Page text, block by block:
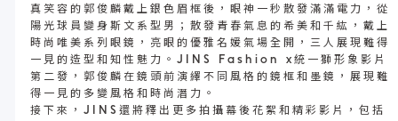
真笑容的郭俊麟戴上銀色眉框後，眼神一秒散發滿滿電力，從
陽光球員變身斯文系型男；散發青春氣息的希美和千紘，戴上
時尚唯美系列眼鏡，亮眼的優雅名媛氣場全開，三人展現難得
一見的造型和知性魅力。JINS Fashion x統一獅形象影片
第二發，郭俊麟在鏡頭前演繹不同風格的鏡框和墨鏡，展現難
得一見的多變風格和時尚潛力。
接下來，JINS還將釋出更多拍攝幕後花絮和精彩影片，包括